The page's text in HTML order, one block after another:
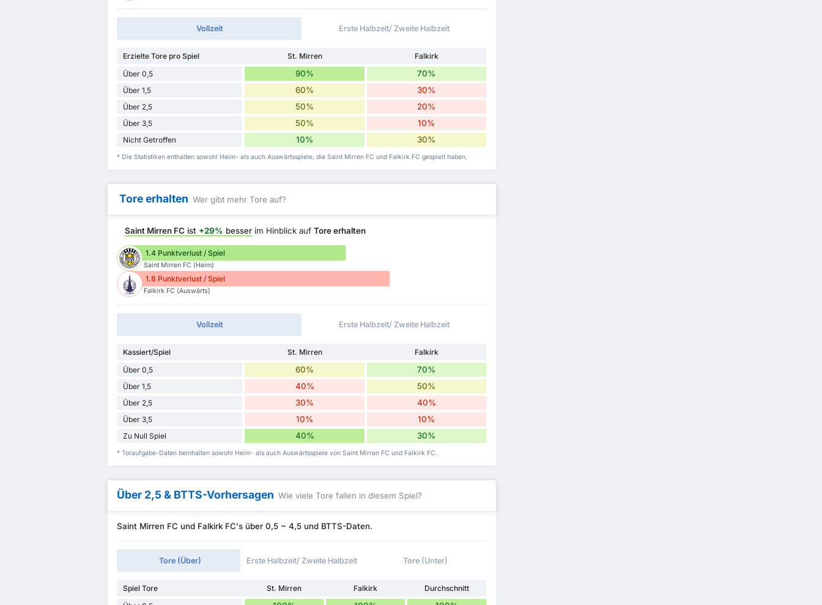
Vollzeit Erste Halbzeit/ Zweite Halbzeit
Erzielte Tore pro Spiel St. Mirren
Falkirk
Über 0,5
90% 70%
Über 1,5 60% 30%
Über 2,5 50% 20%
Über 3,5 50% 10%
Nicht Getroffen 10% 30%
* Die Statistiken enthalten sowohl Heim- als auch Auswärtsspiele, die Saint Mirren FC und Falkirk FC gespielt haben.
Tore erhalten Wer gibt mehr Tore auf?
Saint Mirren FC ist +29% besser im Hinblick aufTore erhalten
1.4 Punktverlust / Spiel
Saint Mirren FC (Heim)
1.8 Punktverlust / Spiel
Falkirk FC (Auswärts)
Vollzeit Erste Halbzeit/ Zweite Halbzeit
Kassiert/Spiel St. Mirren
Falkirk
Über 0,5
60% 70%
Über 1,5 40% 50%
Über 2,5 30% 40%
Über 3,5 10% 10%
Zu Null Spiel 40% 30%
* Toraufgabe-Daten beinhalten sowohl Heim- als auch Auswärtsspiele von Saint Mirren FC und Falkirk FC.
Über 2,5 & BTTS-Vorhersagen Wie viele Tore fallen in diesem Spiel?
Saint Mirren FC und Falkirk FC's über 0,5 ~ 4,5 und BTTS-Daten.
Tore (Über) Erste Halbzeit/ Zweite Halbzeit Tore (Unter)
Spiel Tore St. Mirren Falkirk
Durchschnitt